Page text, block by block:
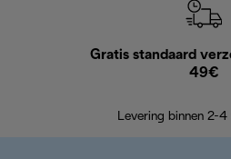
Gratis standaard
49€
Levering binnen 2-4